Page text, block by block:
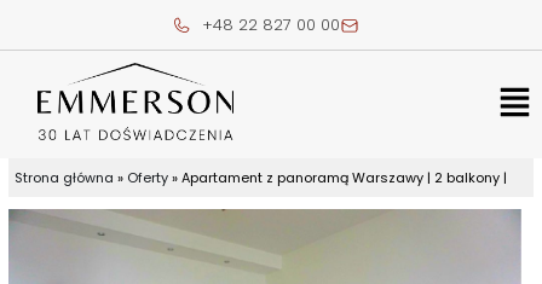
+48 22 827 00 00
Strona główna » Oferty»Apartament z panoramą Warszawy | 2 balkony |